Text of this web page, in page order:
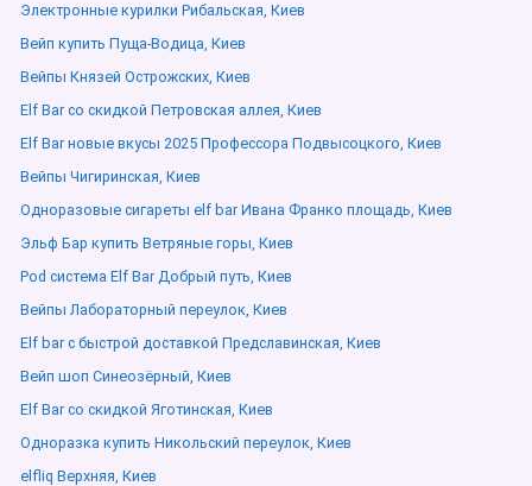
Электронные курилки Рибальская, Киев
Вейп купить Пуща-Водица, Киев
Вейпы Князей Острожских, Киев
Elf Bar со скидкой Петровская аллея, Киев
Elf Bar новые вкусы 2025 Профессора Подвысоцкого, Киев
Вейпы Чигиринская, Киев
Одноразовые сигареты elf bar Ивана Франко площадь, Киев
Эльф Бар купить Ветряные горы, Киев
Pod система Elf Bar Добрый путь, Киев
Вейпы Лабораторный переулок, Киев
Elf bar с быстрой доставкой Предславинская, Киев
Вейп шоп Синеозёрный, Киев
Elf Bar со скидкой Яготинская, Киев
Одноразка купить Никольский переулок, Киев
elfliq Верхняя, Киев